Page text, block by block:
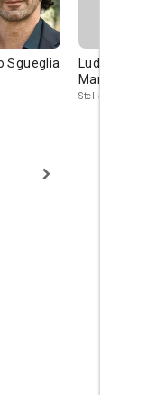
Sgueglia
Ludovica
Martino
Stella